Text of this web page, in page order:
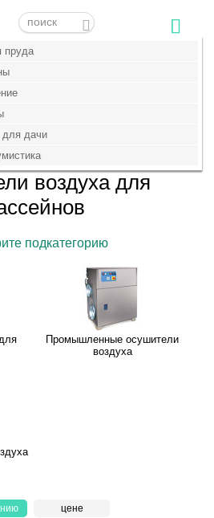
пруда
дачи
пруда
дачи
647-14-07
>
воздуха для
подкатегорию
Промышленные осушители
воздуха
цене